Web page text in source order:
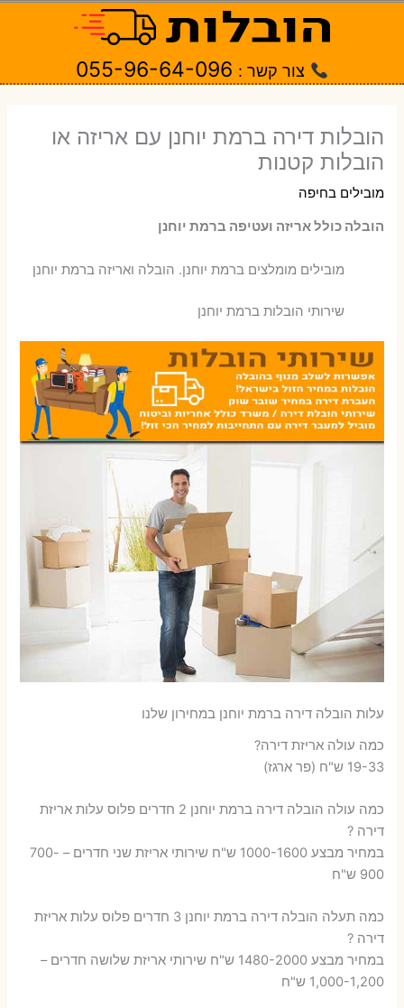
צור קשר : 055-96-64-096
הובלות דירה ברמת יוחנן עם אריזה או
הובלות קטנות
מובילים בחיפה
הובלה כולל אריזה ועטיפה ברמת יוחנן
‫מובילים מומלצים ברמת יוחנן. הובלה ואריזה ברמת יוחנן
שירותי הובלות ברמת יוחנן
עלות הובלה דירה ברמת יוחנן במחירון שלנו
כמה עולה אריזת דירה​?
19-33 ש"ח (פר ארגז)
כמה עולה הובלה דירה ברמת יוחנן 2 חדרים פלוס עלות אריזת
דירה ?
במחיר מבצע 1000-1600 ש"ח שירותי אריזת שני חדרים – 700-
900 ש"ח
כמה תעלה הובלה דירה ברמת יוחנן 3 חדרים פלוס עלות אריזת
דירה ?
במחיר מבצע 1480-2000 ש"ח שירותי אריזת שלושה חדרים –
1,000-1,200 ש"ח